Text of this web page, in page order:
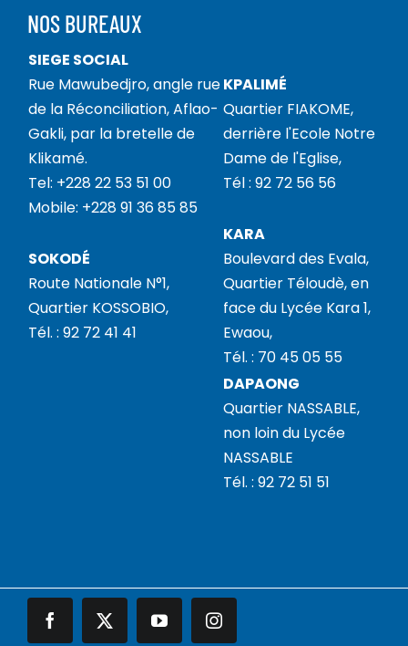
NOS BUREAUX
SIEGE SOCIAL
Rue Mawubedjro, angle rue
de la Réconciliation, Aflao-
Gakli, par la bretelle de
Klikamé.
Tel: +228 22 53 51 00
Mobile: +228 91 36 85 85
KPALIMÉ
Quartier FIAKOME,
derrière l'Ecole Notre
Dame de l'Eglise,
Tél : 92 72 56 56
SOKODÉ
Route Nationale N°1,
Quartier KOSSOBIO,
Tél. : 92 72 41 41
KARA
Boulevard des Evala,
Quartier Téloudè, en
face du Lycée Kara 1,
Ewaou,
Tél. : 70 45 05 55
DAPAONG
Quartier NASSABLE,
non loin du Lycée
NASSABLE
Tél. : 92 72 51 51